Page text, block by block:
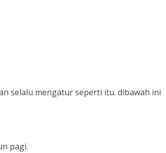
selalu mengatur seperti itu. dibawah ini
pagi.